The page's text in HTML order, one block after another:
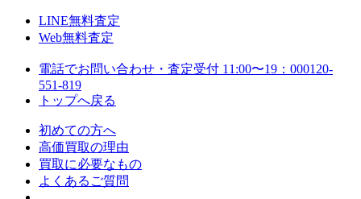
LINE無料査定
Web無料査定
電話でお問い合わせ・査定受付 11:00〜19：000120-
551-819
トップへ戻る
初めての方へ
高価買取の理由
買取に必要なもの
よくあるご質問